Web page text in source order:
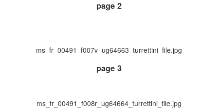
page 2
ms_fr_00491_f007v_ug64663_turrettini_file.jpg
page 3
ms_fr_00491_f008r_ug64664_turrettini_file.jpg